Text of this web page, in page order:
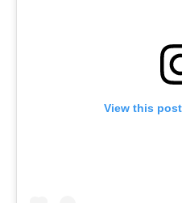
View this